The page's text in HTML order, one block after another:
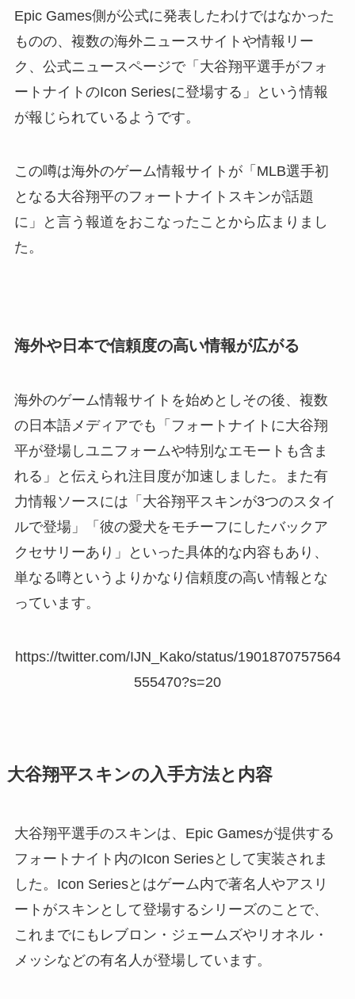
Epic Games側が公式に発表したわけではなかった
ものの、複数の海外ニュースサイトや情報リー
ク、公式ニュースページで「大谷翔平選手がフォ
ートナイトのIcon Seriesに登場する」という情報
が報じられているようです。
この噂は海外のゲーム情報サイトが「MLB選手初
となる大谷翔平のフォートナイトスキンが話題
に」と言う報道をおこなったことから広まりまし
た。
海外や日本で信頼度の高い情報が広がる
海外のゲーム情報サイトを始めとしその後、複数
の日本語メディアでも「フォートナイトに大谷翔
平が登場しユニフォームや特別なエモートも含ま
れる」と伝えられ注目度が加速しました。また有
力情報ソースには「大谷翔平スキンが3つのスタイ
ルで登場」「彼の愛犬をモチーフにしたバックア
クセサリーあり」といった具体的な内容もあり、
単なる噂というよりかなり信頼度の高い情報とな
っています。
https://twitter.com/IJN_Kako/status/1901870757564
555470?s=20
大谷翔平スキンの入手方法と内容
大谷翔平選手のスキンは、Epic Gamesが提供する
フォートナイト内のIcon Seriesとして実装されま
した。Icon Seriesとはゲーム内で著名人やアスリ
ートがスキンとして登場するシリーズのことで、
これまでにもレブロン・ジェームズやリオネル・
メッシなどの有名人が登場しています。